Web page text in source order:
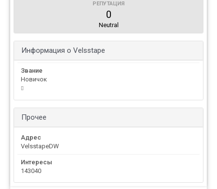
РЕПУТАЦИЯ
0
Neutral
Информация о Velsstape
Звание
Новичок
Прочее
Адрес
VelsstapeDW
Интересы
143040